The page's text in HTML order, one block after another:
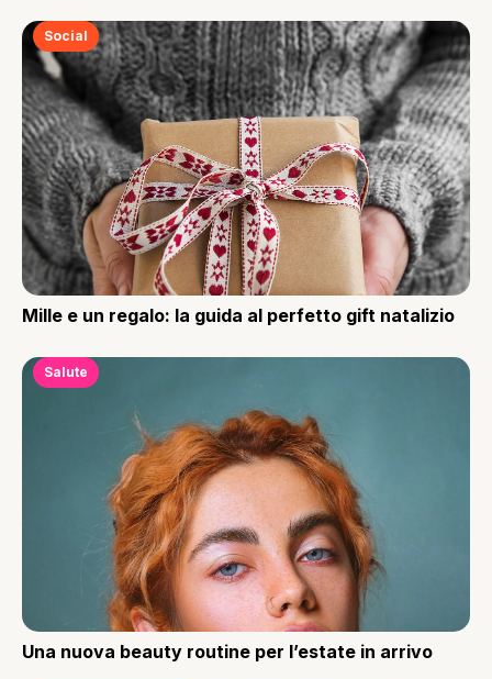
Social
Mille e un regalo: la guida al perfetto gift natalizio
Salute
Una nuova beauty routine per l’estate in arrivo